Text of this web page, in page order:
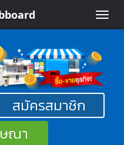
Toggle
สมัครสมาชิก
ณา